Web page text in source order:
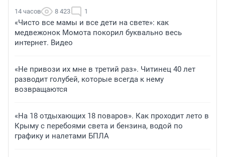
14 часов 8 423 1
«Чисто все мамы и все дети на свете»: как
медвежонок Момота покорил буквально весь
интернет. Видео
«Не привози их мне в третий раз». Читинец 40 лет
разводит голубей, которые всегда к нему
возвращаются
«На 18 отдыхающих 18 поваров». Как проходит лето в
Крыму с перебоями света и бензина, водой по
графику и налетами БПЛА